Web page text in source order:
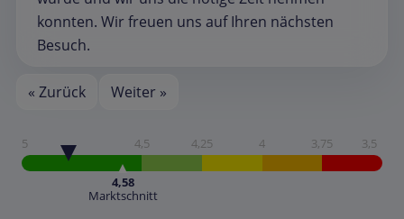
konnten. Wir freuen uns auf Ihren nächsten
Besuch.
« Zurück Weiter »
5 4,5 4,25 4 3,75 3,5
4,58
Marktschnitt